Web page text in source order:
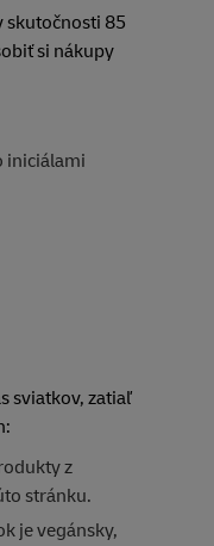
skutočnosti 85
si nákupy
iniciálami
sviatkov, zatiaľ
z
stránku.
je vegánsky,